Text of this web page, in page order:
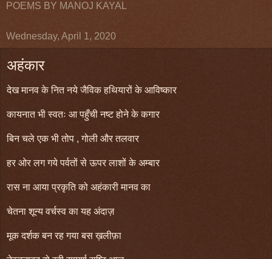
POEMS BY MANOJ KAYAL
Wednesday, April 1, 2020
अहंकार
देख मानव के नित नये जैविक हथियारों के आविष्कार
कायनात भी स्वतः आ पहुँची नष्ट होने के कगार
बिन चले एक भी तोप , गोली और तलवार
हर ओर लग गये पर्वतों से ऊपर लाशों के अम्बार
रास ना आया प्रकृति को अहंकारी मानव का
चेतना शून्य वर्चस्व का यह अंदाज़
मूक दर्शक बन रह गया बस ख़लीफ़ा